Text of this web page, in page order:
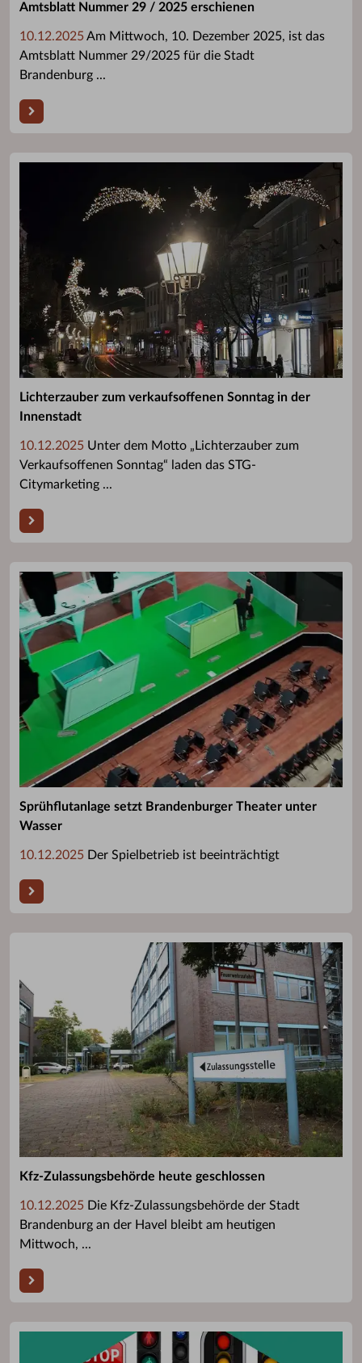
Amtsblatt Nummer 29 / 2025 erschienen
10.12.2025Am Mittwoch, 10. Dezember 2025, ist das
Amtsblatt Nummer 29/2025 für die Stadt
Brandenburg ...
Lichterzauber zum verkaufsoffenen Sonntag in der
Innenstadt
10.12.2025 Unter dem Motto „Lichterzauber zum
Verkaufsoffenen Sonntag“ laden das STG-
Citymarketing ...
Sprühflutanlage setzt Brandenburger Theater unter
Wasser
10.12.2025 Der Spielbetrieb ist beeinträchtigt
Kfz-Zulassungsbehörde heute geschlossen
10.12.2025 Die Kfz-Zulassungsbehörde der Stadt
Brandenburg an der Havel bleibt am heutigen
Mittwoch, ...